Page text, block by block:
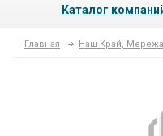
Каталог
Главная Наш Край, Мережа